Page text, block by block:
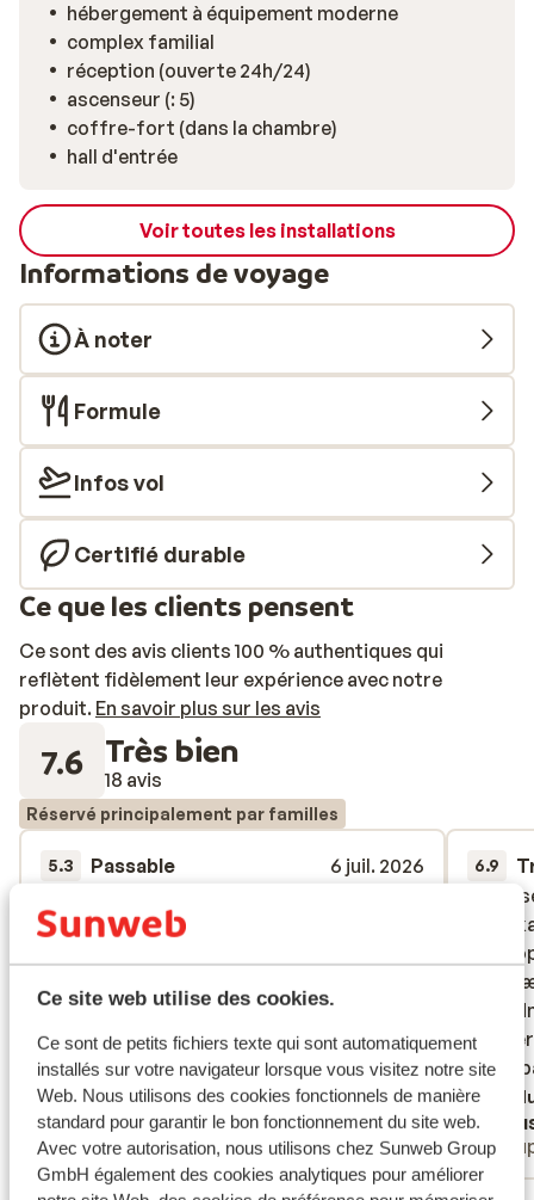
Ce site web utilise des cookies.
Ce sont de petits fichiers texte qui sont automatiquement
installés sur votre navigateur lorsque vous visitez notre site
Web. Nous utilisons des cookies fonctionnels de manière
standard pour garantir le bon fonctionnement du site web.
Avec votre autorisation, nous utilisons chez Sunweb Group
GmbH également des cookies analytiques pour améliorer
hébergement à équipement moderne
complex familial
réception (ouverte 24h/24)
ascenseur (: 5)
coffre-fort (dans la chambre)
hall d'entrée
Voir toutes les installations
Informations de voyage
À noter
Formule
Infos vol
Certifié durable
Ce que les clients pensent
Ce sont des avis clients 100 % authentiques qui
reflètent fidèlement leur expérience avec notre
produit. En savoir plus sur les avis
7.6 Très bien
18 avis
Réservé principalement par familles
5.3 Passable
6 juil. 2026
bedbanken en een 2 persoonsbed, de
was ook slecht, geen handdoeken enz
bedbanken en een 2 persoonsbed, de
was ook slecht, geen handdoeken enz
Traduire en français (FR)
Anonyme
Familles
6.9
fyldt
hvor
efter
fyldt
hvor
efter